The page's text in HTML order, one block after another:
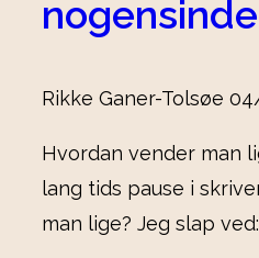
Rikke Ganer-Tolsøe
Hvordan vender man
lang tids pause i
man lige? Jeg slap ved: